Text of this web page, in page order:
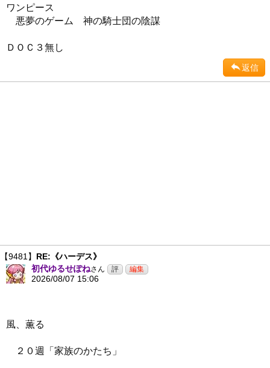
ワンピース
悪夢のゲーム 神の騎士団の陰謀
ＤＯＣ３無し
返信
【9481】 RE:《ハーデス》
初代ゆるせぽねさん
2026/08/07 15:06
風、薫る
２０週「家族のかたち」